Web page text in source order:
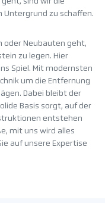
Untergrund zu schaffen.
oder Neubauten geht,
zu legen. Hier
Spiel. Mit modernsten
um die Entfernung
Dabei bleibt der
Basis sorgt, auf der
entstehen
mit uns wird alles
auf unsere Expertise